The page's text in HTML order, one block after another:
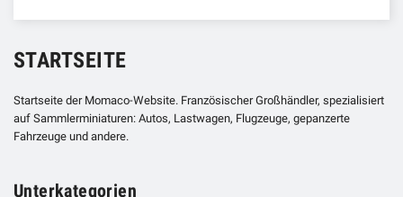
STARTSEITE
Startseite der Momaco-Website. Französischer Großhändler, spezialisiert
auf Sammlerminiaturen: Autos, Lastwagen, Flugzeuge, gepanzerte
Fahrzeuge und andere.
Unterkategorien